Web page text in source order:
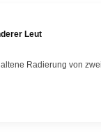
Leut
von zwei